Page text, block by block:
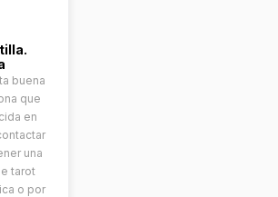
buena
que
en
una
tarot
o por